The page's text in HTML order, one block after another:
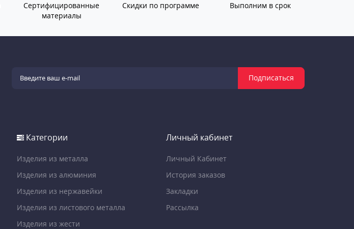
Сертифицированные
материалы
Скидки по программе Выполним в срок
Подписаться
Категории
Изделия из металла
Изделия из алюминия
Изделия из нержавейки
Изделия из листового металла
Изделия из жести
Личный кабинет
Личный Кабинет
История заказов
Закладки
Рассылка